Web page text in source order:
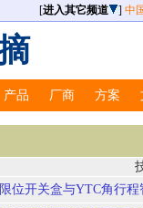
[进入其它频道 ] 中
产品 厂商 方案
位开关盒与YTC角行